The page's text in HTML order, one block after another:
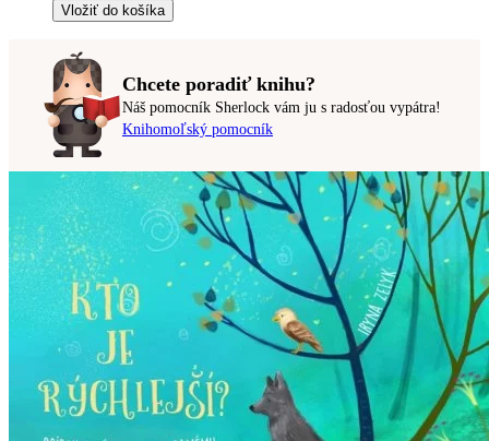
Vložiť do košíka
Chcete poradiť knihu?
Náš pomocník Sherlock vám ju s radosťou vypátra!
Knihomoľský pomocník